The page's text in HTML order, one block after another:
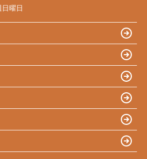
曜日